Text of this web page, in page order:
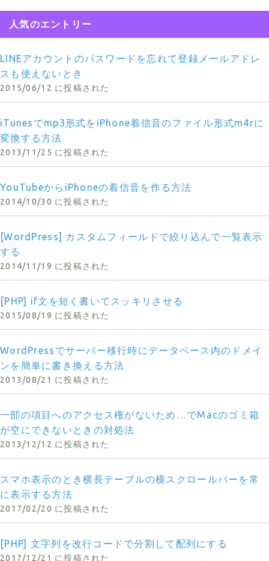
人気のエントリー
LINEアカウントのパスワードを忘れて登録メールアドレ
スも使えないとき
2015/06/12 に投稿された
iTunesでmp3形式をiPhone着信音のファイル形式m4rに
変換する方法
2013/11/25 に投稿された
YouTubeからiPhoneの着信音を作る方法
2014/10/30 に投稿された
[WordPress] カスタムフィールドで絞り込んで一覧表示
する
2014/11/19 に投稿された
[PHP] if文を短く書いてスッキリさせる
2015/08/19 に投稿された
WordPressでサーバー移行時にデータベース内のドメイ
ンを簡単に書き換える方法
2013/08/21 に投稿された
一部の項目へのアクセス権がないため…でMacのゴミ箱
が空にできないときの対処法
2013/12/12 に投稿された
スマホ表示のとき横長テーブルの横スクロールバーを常
に表示する方法
2017/02/20 に投稿された
[PHP] 文字列を改行コードで分割して配列にする
2017/12/21 に投稿された